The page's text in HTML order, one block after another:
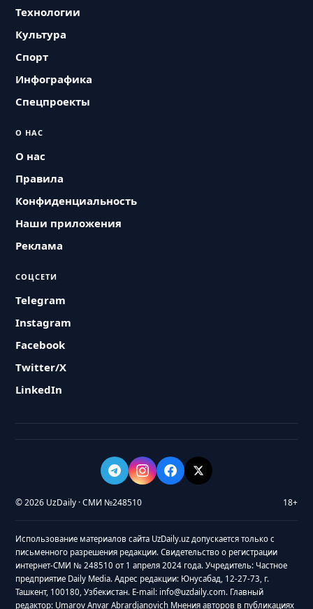
Технологии
Культура
Спорт
Инфографика
Спецпроекты
О НАС
О нас
Правила
Конфиденциальность
Наши приложения
Реклама
СОЦСЕТИ
Telegram
Instagram
Facebook
Twitter/X
LinkedIn
© 2026 UzDaily · СМИ №248510 18+
Использование материалов сайта UzDaily.uz допускается только с
письменного разрешения редакции. Свидетельство о регистрации
интернет-СМИ № 248510 от 1 апреля 2024 года. Учредитель: Частное
предприятие Daily Media. Адрес редакции: Юнусабад, 12-27-73, г.
Ташкент, 100180, Узбекистан. E-mail: info@uzdaily.com. Главный
редактор: Umarov Anvar Abrardjanovich Мнения авторов в публикациях